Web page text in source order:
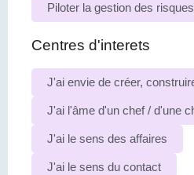
Piloter la gestion des risques
Centres d'interets
J'ai envie de créer,
J'ai l'âme d'un chef / d'une
J'ai le sens des affaires
J'ai le sens du contact